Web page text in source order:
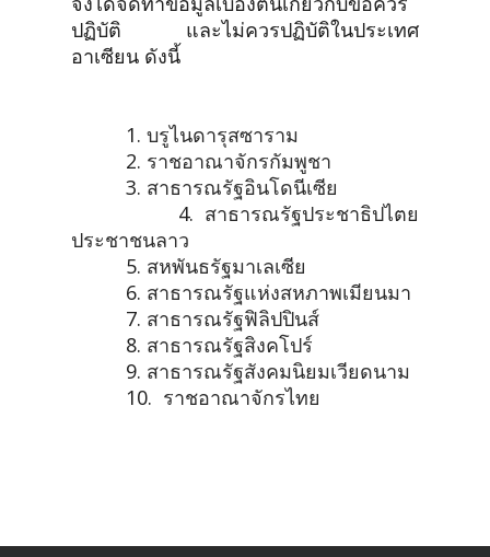
ปฏิบัติ และไม่ควรปฏิบัติในประเทศ
อาเซียน ดังนี้
1. บรูไนดารุสซาราม
2. ราชอาณาจักรกัมพูชา
3. สาธารณรัฐอินโดนีเซีย
4. สาธารณรัฐประชาธิปไตย
ประชาชนลาว
5. สหพันธรัฐมาเลเซีย
6. สาธารณรัฐแห่งสหภาพเมียนมา
7. สาธารณรัฐฟิลิปปินส์
8. สาธารณรัฐสิงคโปร์
9. สาธารณรัฐสังคมนิยมเวียดนาม
10. ราชอาณาจักรไทย